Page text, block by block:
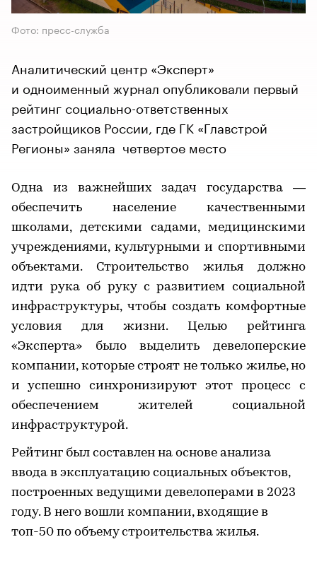
Фото: пресс-служба
Аналитический центр «Эксперт»
и одноименный журнал опубликовали первый
рейтинг социально-ответственных
застройщиков России, где ГК «Главстрой
Регионы» заняла четвертое место
Одна из важнейших задач государства —
обеспечить население качественными
школами, детскими садами, медицинскими
учреждениями, культурными и спортивными
объектами. Строительство жилья должно
идти рука об руку с развитием социальной
инфраструктуры, чтобы создать комфортные
условия для жизни. Целью рейтинга
«Эксперта» было выделить девелоперские
компании, которые строят не только жилье, но
и успешно синхронизируют этот процесс с
обеспечением жителей социальной
инфраструктурой.
Рейтинг был составлен на основе анализа
ввода в эксплуатацию социальных объектов,
построенных ведущими девелоперами в 2023
году. В него вошли компании, входящие в
топ-50 по объему строительства жилья.